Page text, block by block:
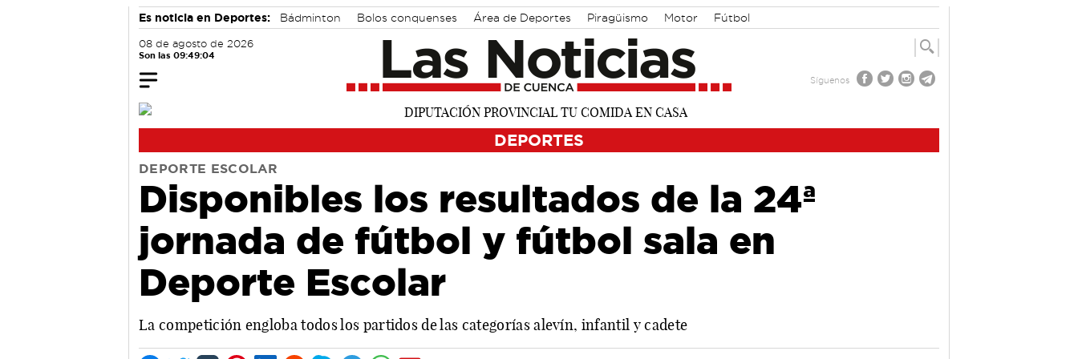
Es noticia en Deportes: Bádminton Bolos conquenses Área de Deportes Piragüismo Motor Fútbol
08 de agosto de 2026
Son las 09:49:04
Síguenos
DEPORTES
DEPORTE ESCOLAR
Disponibles los resultados de la 24ª
jornada de fútbol y fútbol sala en
Deporte Escolar
La competición engloba todos los partidos de las categorías alevín, infantil y cadete